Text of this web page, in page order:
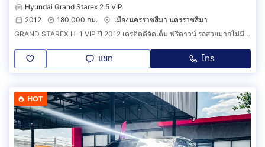
Hyundai Grand Starex 2.5 VIP
2012
180,000 กม.
เมืองนครราชสีมา นครราชสีมา
GRAND STAREX H-1 VIP ปี 2012 เครดิตดีจัดเต็ม ฟรีดาวน์ รถสวยมากไม่มีชนใช้งงานได้เลย รับเทริ์นรถมือสอง 0856845919
แชท โทร
HOT